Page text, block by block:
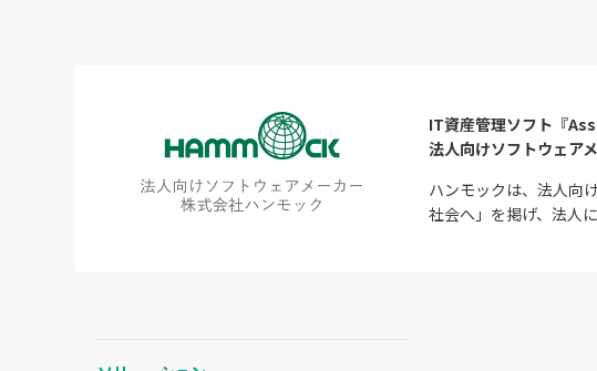
IT資産管理ソフト『
法人向けソフトウェア
ハンモックは、法人向
社会へ」を掲げ、法人